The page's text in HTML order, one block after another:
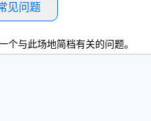
见问题
个与此场地简档有关的问题。